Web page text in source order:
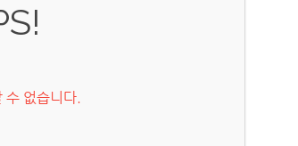
수 없습니다.